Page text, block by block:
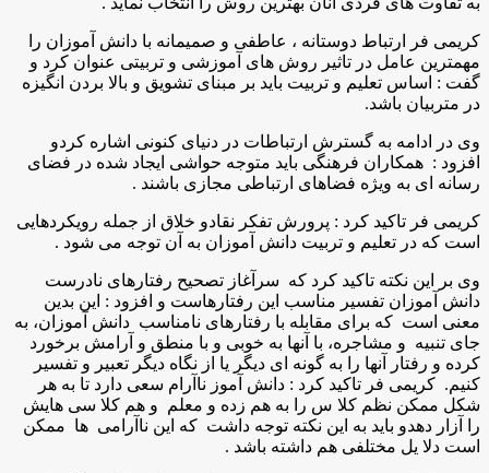
کریمی فر ارتباط دوستانه ، عاطفی و صمیمانه با دانش آموزان را
مهمترین عامل در تاثیر روش های آموزشی و تربیتی عنوان کرد و
گفت : اساس تعلیم و تربیت باید بر مبنای تشویق و بالا بردن انگیزه
در متربیان باشد.
وی در ادامه به گسترش ارتباطات در دنیای کنونی اشاره کردو
افزود : همکاران فرهنگی باید متوجه حواشی ایجاد شده در فضای
رسانه ای به ویژه فضاهای ارتباطی مجازی باشند .
کریمی فر تاکید کرد : پرورش تفکر نقادو خلاق از جمله رویکردهایی
است که در تعلیم و تربیت دانش آموزان به آن توجه می شود .
وی بر این نکته تاکید کرد که سرآغاز تصحیح رفتارهای نادرست
دانش آموزان تفسیر مناسب این رفتارهاست و افزود : این بدین
معنی است که برای مقابله با رفتارهای نامناسب دانش آموزان، به
جای تنبیه و مشاجره، با آنها به خوبی و با منطق و آرامش برخورد
کرده و رفتار آنها را به گونه ای دیگر یا از نگاه دیگر تعبیر و تفسیر
کنیم. کریمی فر تاکید کرد : دانش آموز ناآرام سعی دارد تا به هر
شکل ممکن نظم کلا س را به هم زده و معلم و هم کلا سی هایش
را آزار دهدو باید به این نکته توجه داشت که این ناآرامی ها ممکن
است دلا یل مختلفی هم داشته باشد .